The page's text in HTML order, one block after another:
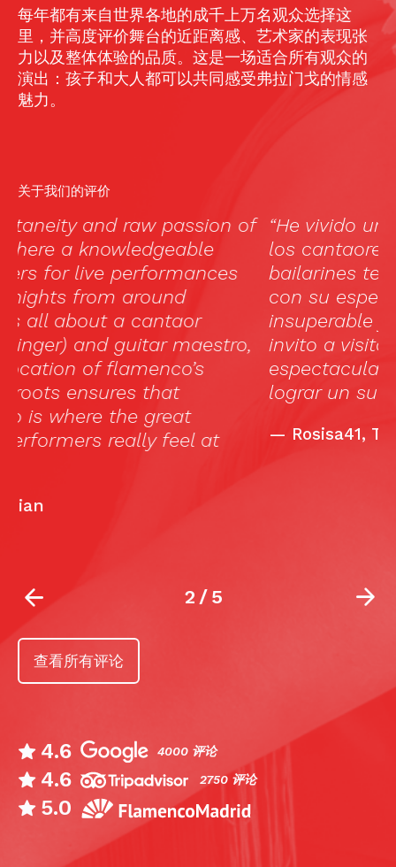
每年都有来自世界各地的成千上万名观众选择这
里，并高度评价舞台的近距离感、艺术家的表现张
力以及整体体验的品质。这是一场适合所有观众的
演出：孩子和大人都可以共同感受弗拉门戈的情感
魅力。
关于我们的评价
“He vivido una experiencia maravillosa,
los cantaores, los guitarristas, los
bailarines te permiten vivir un sueño
con su espectáculo. La atención
insuperable y la cena deliciosa!! Les
invito a visitar este sitio, realmente
espectacular. Gracias por permitir
lograr un sueño.”
—Rosisa41, TripAdvisor
2/5
查看所有评论
4.6 4000 评论
4.6 2750 评论
5.0